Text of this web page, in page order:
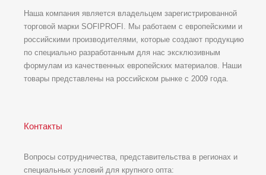
Наша компания является владельцем зарегистрированной
торговой марки SOFIPROFI. Мы работаем с европейскими и
российскими производителями, которые создают продукцию
по специально разработанным для нас эксклюзивным
формулам из качественных европейских материалов. Наши
товары представлены на российском рынке с 2009 года.
Контакты
Вопросы сотрудничества, представительства в регионах и
специальных условий для крупного опта: